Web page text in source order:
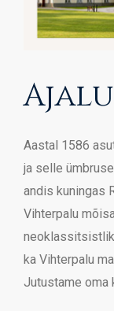
Aastal 1586
ja selle
andis kuningas
Vihterpalu
ka Vihterpalu
Jutustame oma